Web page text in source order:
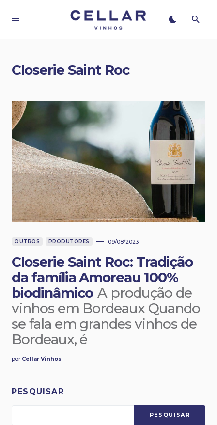
Closerie Saint Roc
OUTROS PRODUTORES 09/08/2023
Closerie Saint Roc: Tradição
da família Amoreau 100%
biodinâmico A produção de
vinhos em Bordeaux Quando
se fala em grandes vinhos de
Bordeaux, é
por Cellar Vinhos
PESQUISAR
PESQUISAR